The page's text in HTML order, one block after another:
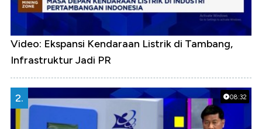
Video: Ekspansi Kendaraan Listrik di Tambang,
Infrastruktur Jadi PR
08:32
2.